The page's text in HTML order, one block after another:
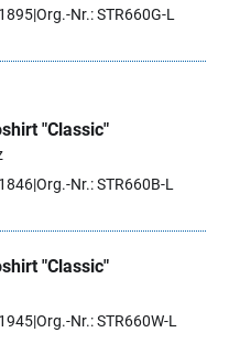
Org.-Nr.: STR660G-L
"Classic"
Org.-Nr.: STR660B-L
"Classic"
Org.-Nr.: STR660W-L